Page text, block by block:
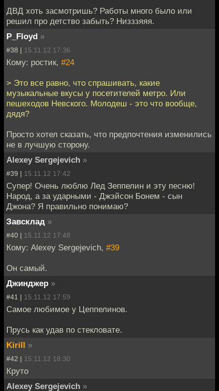
ДВД хоть засмотришь? Работы много было или
решил про детство забыть? Низззяяя.
P_Floyd »
#38 | 15.11.12 17:36
Кому: ростик, #24
> Это все равно, что спрашивать, какие
музыкальные вкусы у посетителей метро. Или
пешеходов Невского. Молодеш - это что вообще,
дядя?
Просто хотел сказать, что предпочтения изменились
не в лучшую сторону.
Alexey Sergejevich »
#39 | 15.11.12 17:42
Супер! Очень люблю Лед Зеппелин и эту песню!
Народ, а за ударными - Джэйсон Бонем - сын
Джона? Я правильно понимаю?
Завсклад »
#40 | 15.11.12 17:48
Кому: Alexey Sergejevich, #39
Он самый.
Джинджер »
#41 | 15.11.12 17:59
Самое любимое у Цеппелинов.
Прусь как удав по стекловате.
Kirill »
#42 | 15.11.12 18:30
Круто
Alexey Sergejevich »